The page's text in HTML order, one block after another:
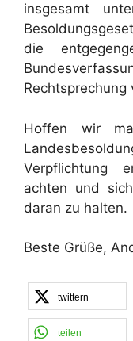
insgesamt
die
Rechtsprechung
Hoffen wir
Verpflichtung
achten und
daran zu halten.
Beste Grüße,
twittern
teilen